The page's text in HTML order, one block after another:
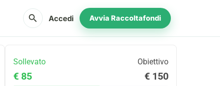
search Accedi Avvia Raccoltafondi
Sollevato Obiettivo
€ 85 € 150